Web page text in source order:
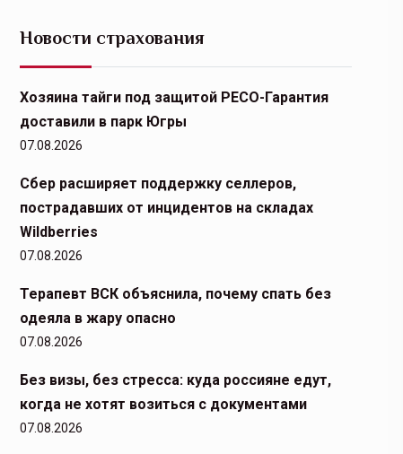
Новости страхования
Хозяина тайги под защитой РЕСО-Гарантия
доставили в парк Югры
07.08.2026
Сбер расширяет поддержку селлеров,
пострадавших от инцидентов на складах
Wildberries
07.08.2026
Терапевт ВСК объяснила, почему спать без
одеяла в жару опасно
07.08.2026
Без визы, без стресса: куда россияне едут,
когда не хотят возиться с документами
07.08.2026